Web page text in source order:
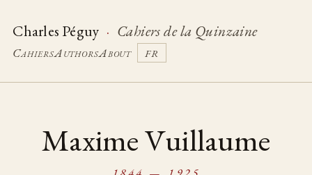
Charles Péguy · Cahiers de la Quinzaine
CahiersAuthorsAbout FR
Maxime Vuillaume